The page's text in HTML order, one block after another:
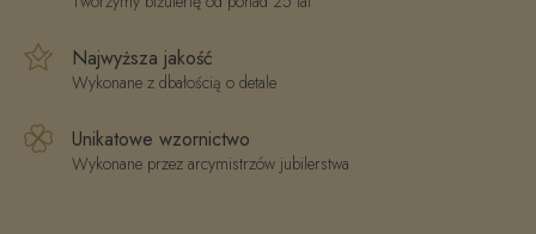
Najwyższa jakość
Wykonane z dbałością o detale
Unikatowe wzornictwo
Wykonane przez arcymistrzów jubilerstwa